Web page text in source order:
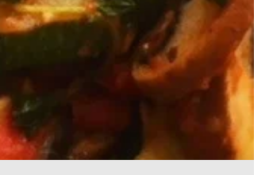
auf etwas mehr Abwechslung im Gemüse- und...